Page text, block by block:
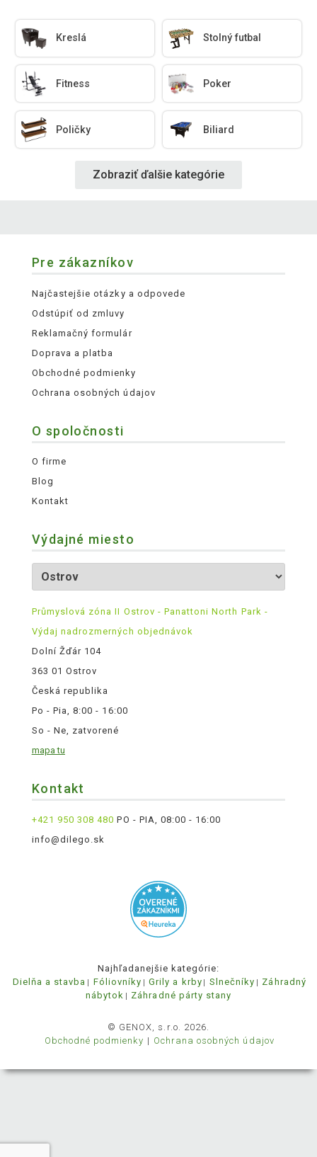
Kreslá Stolný futbal
Fitness Poker
Poličky Biliard
Zobraziť ďalšie kategórie
Pre zákazníkov
Najčastejšie otázky a odpovede
Odstúpiť od zmluvy
Reklamačný formulár
Doprava a platba
Obchodné podmienky
Ochrana osobných údajov
O spoločnosti
O firme
Blog
Kontakt
Výdajné miesto
Průmyslová zóna II Ostrov - Panattoni North Park -
Výdaj nadrozmerných objednávok
Dolní Žďár 104
363 01 Ostrov
Česká republika
Po - Pia, 8:00 - 16:00
So - Ne, zatvorené
mapa tu
Kontakt
+421 950 308 480 PO - PIA, 08:00 - 16:00
info@dilego.sk
Najhľadanejšie kategórie:
Dielňa a stavba
Fóliovníky Grily a krby Slnečníky
Záhradný
nábytok
Záhradné párty stany
© GENOX, s.r.o. 2026.
Obchodné podmienky
Ochrana osobných údajov